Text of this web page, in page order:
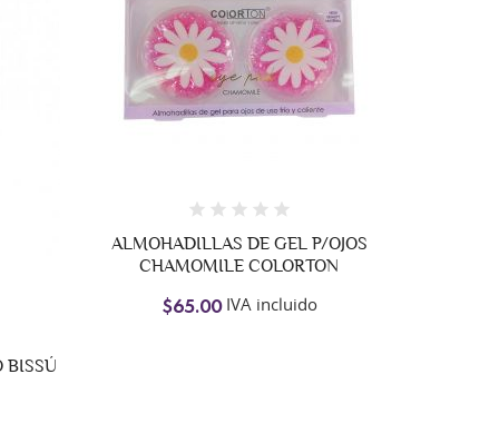
DE GEL P/OJOS
GEL FIJADOR P/ CEJAS ADARA
ULTRA HOLD
$89.00